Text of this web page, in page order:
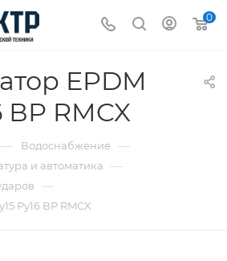
0
EPDM
ВР RMCX
— Водоснабжение —
и автоматика —
—
Ру16 ВР RMCX